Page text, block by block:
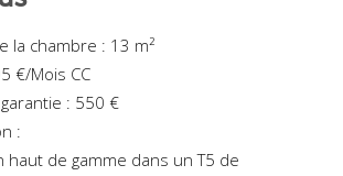
la chambre : 13 m²
€/Mois CC
: 550 €
:
haut de gamme dans un T5 de